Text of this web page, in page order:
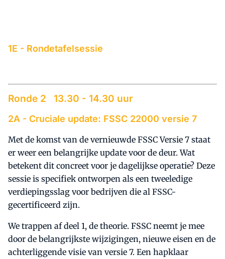
1E - Rondetafelsessie
Ronde 2 13.30 - 14.30 uur
2A - Cruciale update: FSSC 22000 versie 7
Met de komst van de vernieuwde FSSC Versie 7 staat
er weer een belangrijke update voor de deur. Wat
betekent dit concreet voor je dagelijkse operatie? Deze
sessie is specifiek ontworpen als een tweeledige
verdiepingsslag voor bedrijven die al FSSC-
gecertificeerd zijn.
We trappen af deel 1, de theorie. FSSC neemt je mee
door de belangrijkste wijzigingen, nieuwe eisen en de
achterliggende visie van versie 7. Een hapklaar